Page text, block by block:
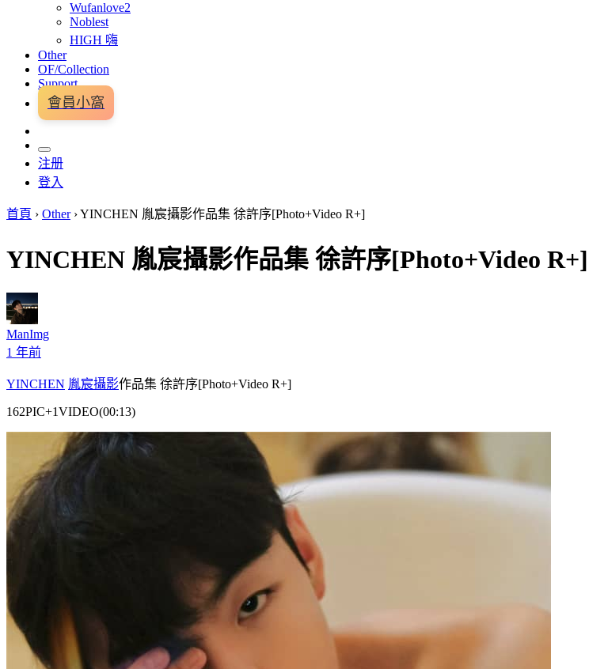
Wufanlove2
Noblest
HIGH 嗨
Other
OF/Collection
Support
會員小窩
注册
登入
首頁 › Other ›YINCHEN 胤宸攝影作品集 徐許序[Photo+Video R+]
YINCHEN 胤宸攝影作品集 徐許序[Photo+Video R+]
ManImg
1 年前
YINCHEN 胤宸攝影作品集 徐許序[Photo+Video R+]
162PIC+1VIDEO(00:13)